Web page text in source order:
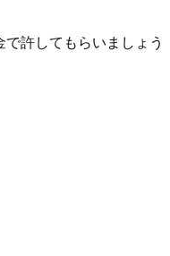
で許してもらいましょう